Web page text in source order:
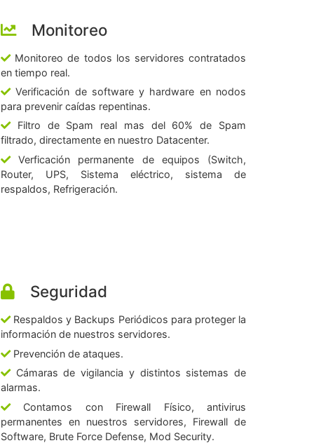
Monitoreo
Monitoreo de todos los servidores contratados
en tiempo real.
Verificación de software y hardware en nodos
para prevenir caídas repentinas.
Filtro de Spam real mas del 60% de Spam
filtrado, directamente en nuestro Datacenter.
Verficación permanente de equipos (Switch,
Router, UPS, Sistema eléctrico, sistema de
respaldos, Refrigeración.
Seguridad
Respaldos y Backups Periódicos para proteger la
información de nuestros servidores.
Prevención de ataques.
Cámaras de vigilancia y distintos sistemas de
alarmas.
Contamos con Firewall Físico, antivirus
permanentes en nuestros servidores, Firewall de
Software, Brute Force Defense, Mod Security.